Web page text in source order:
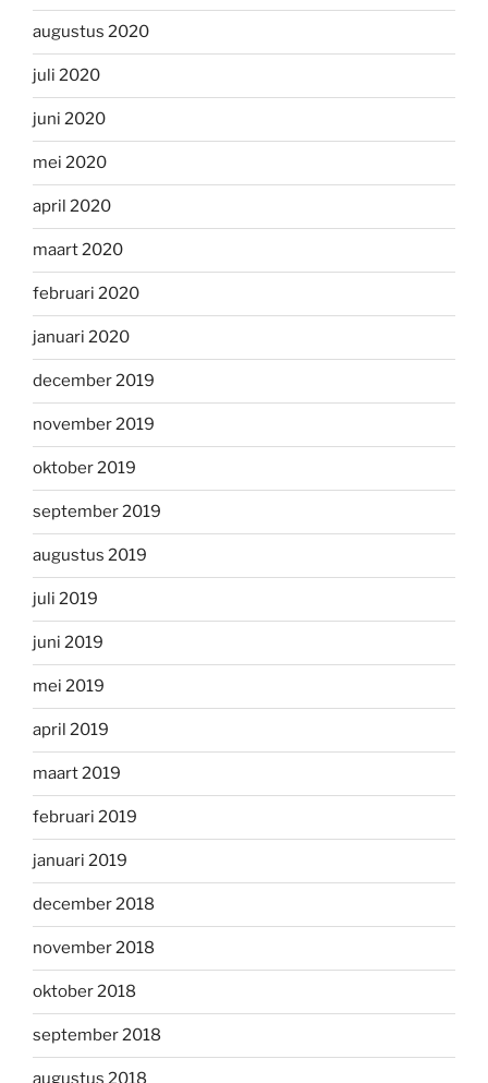
augustus 2020
juli 2020
juni 2020
mei 2020
april 2020
maart 2020
februari 2020
januari 2020
december 2019
november 2019
oktober 2019
september 2019
augustus 2019
juli 2019
juni 2019
mei 2019
april 2019
maart 2019
februari 2019
januari 2019
december 2018
november 2018
oktober 2018
september 2018
augustus 2018